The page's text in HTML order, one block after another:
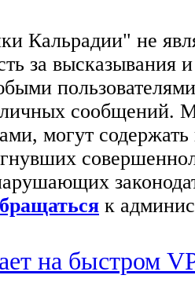
Кальрадии" не
за
сообщений.
могут
к
на быстром